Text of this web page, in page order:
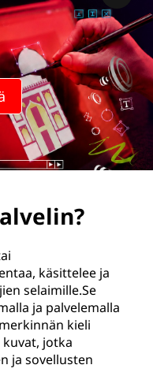
käsittelee ja
selaimille.Se
ja palvelemalla
kieli
kuvat, jotka
ja sovellusten